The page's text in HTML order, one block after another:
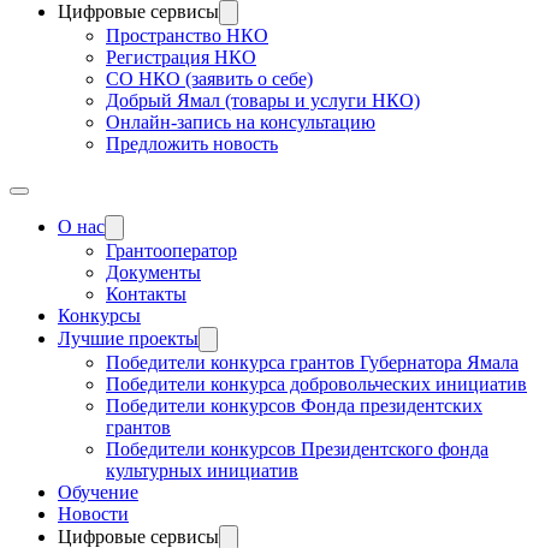
Цифровые сервисы
Пространство НКО
Регистрация НКО
СО НКО (заявить о себе)
Добрый Ямал (товары и услуги НКО)
Онлайн-запись на консультацию
Предложить новость
О нас
Грантооператор
Документы
Контакты
Конкурсы
Лучшие проекты
Победители конкурса грантов Губернатора Ямала
Победители конкурса добровольческих инициатив
Победители конкурсов Фонда президентских
грантов
Победители конкурсов Президентского фонда
культурных инициатив
Обучение
Новости
Цифровые сервисы